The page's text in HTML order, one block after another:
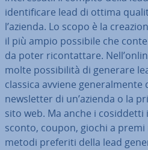
iden­ti­fi­ca­re lead di ottima
l’azienda. Lo scopo è la
il più ampio possibile che
da poter ri­con­tat­ta­re.
molte pos­si­bi­li­tà di generare
classica avviene ge­ne­ral­men­te
new­slet­ter di un’azienda o la
sito web. Ma anche i
sconto, coupon, giochi a
metodi preferiti della lead